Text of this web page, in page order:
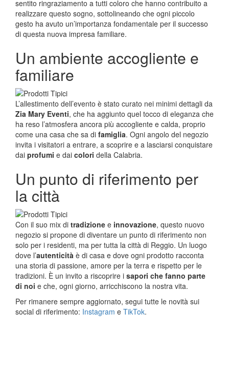
sentito ringraziamento a tutti coloro che hanno contribuito a
realizzare questo sogno, sottolineando che ogni piccolo
gesto ha avuto un’importanza fondamentale per il successo
di questa nuova impresa familiare.
Un ambiente accogliente e
familiare
L’allestimento dell’evento è stato curato nei minimi dettagli da
Zia Mary Eventi, che ha aggiunto quel tocco di eleganza che
ha reso l’atmosfera ancora più accogliente e calda, proprio
come una casa che sa di famiglia. Ogni angolo del negozio
invita i visitatori a entrare, a scoprire e a lasciarsi conquistare
dai profumi e dai colori della Calabria.
Un punto di riferimento per
la città
Con il suo mix di tradizione e innovazione, questo nuovo
negozio si propone di diventare un punto di riferimento non
solo per i residenti, ma per tutta la città di Reggio. Un luogo
dove l’autenticità è di casa e dove ogni prodotto racconta
una storia di passione, amore per la terra e rispetto per le
tradizioni. È un invito a riscoprire i sapori che fanno parte
di noi e che, ogni giorno, arricchiscono la nostra vita.
Per rimanere sempre aggiornato, segui tutte le novità sui
social di riferimento: Instagram e TikTok.